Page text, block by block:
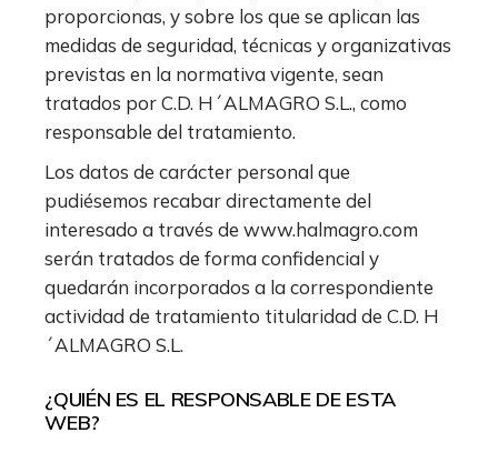
proporcionas, y sobre los que se aplican las
medidas de seguridad, técnicas y organizativas
previstas en la normativa vigente, sean
tratados por C.D. H´ALMAGRO S.L., como
responsable del tratamiento.
Los datos de carácter personal que
pudiésemos recabar directamente del
interesado a través de www.halmagro.com
serán tratados de forma confidencial y
quedarán incorporados a la correspondiente
actividad de tratamiento titularidad de C.D. H
´ALMAGRO S.L.
¿QUIÉN ES EL RESPONSABLE DE ESTA
WEB?